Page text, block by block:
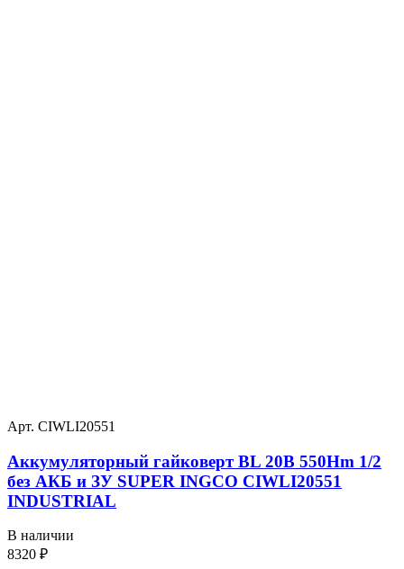
Арт. CIWLI20551
Аккумуляторный гайковерт BL 20В 550Hm 1/2
без АКБ и ЗУ SUPER INGCO CIWLI20551
INDUSTRIAL
В наличии
8320 ₽